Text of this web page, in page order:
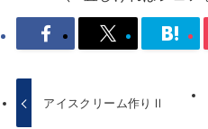
アイスクリーム作りⅡ